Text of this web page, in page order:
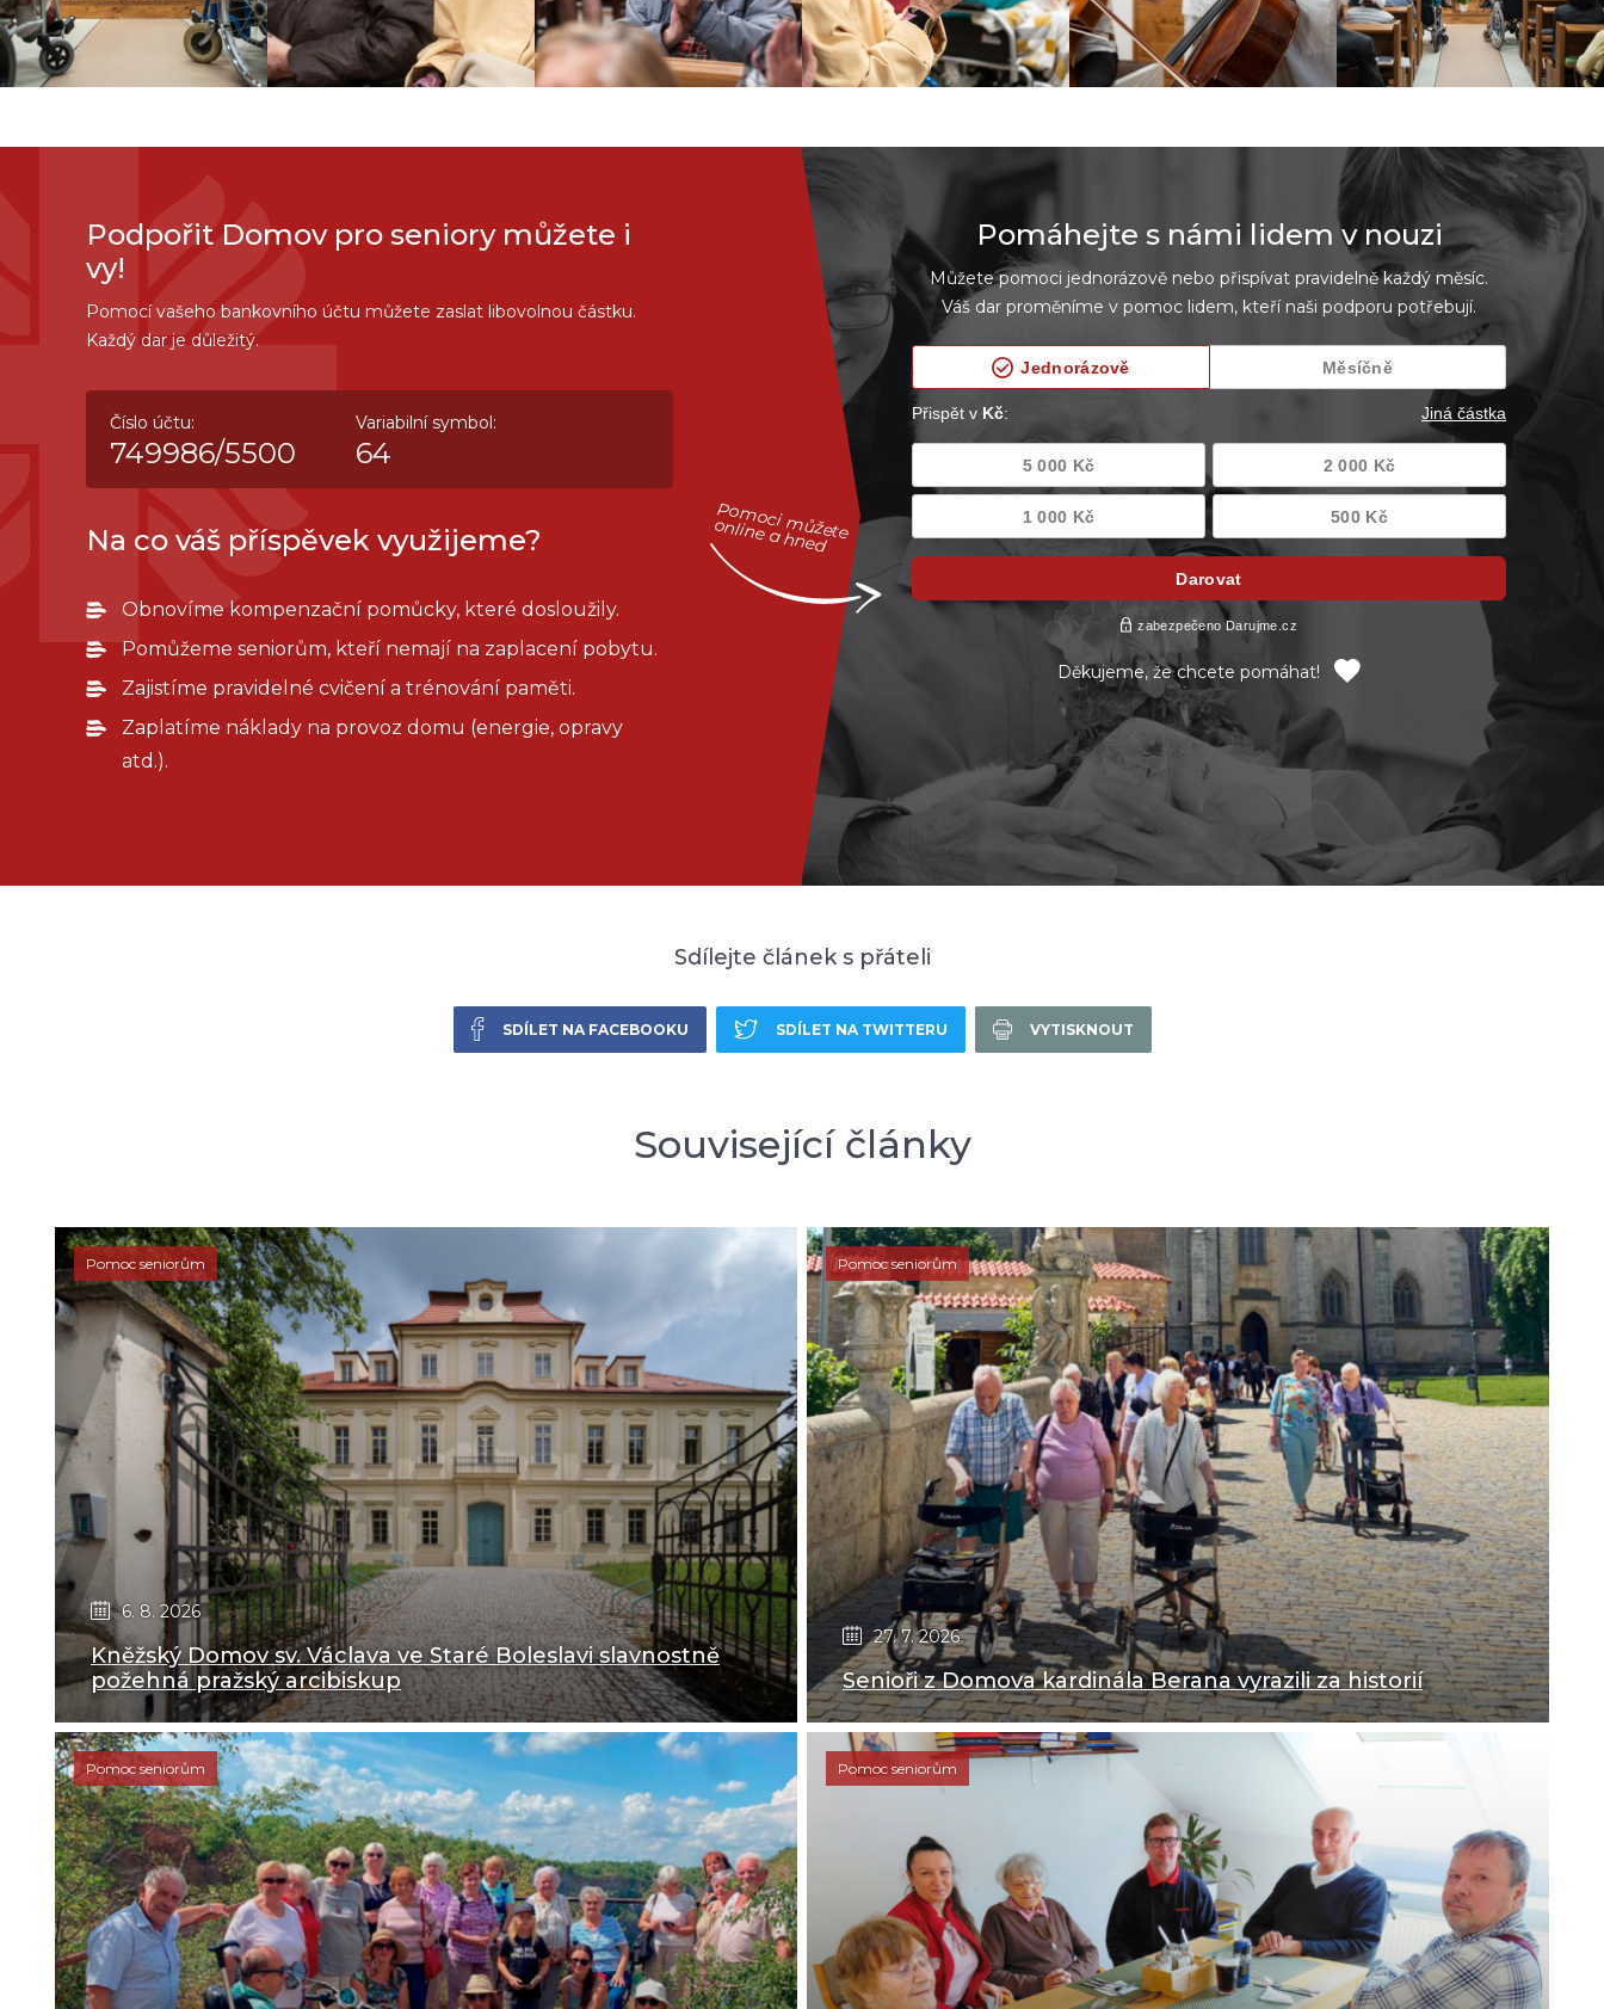
Podpořit Domov pro seniory můžete i
vy!
Pomocí vašeho bankovního účtu můžete zaslat libovolnou částku.
Každý dar je důležitý.
Číslo účtu:
749986/5500
Variabilní symbol:
64
Na co váš příspěvek využijeme?
Obnovíme kompenzační pomůcky, které dosloužily.
Pomůžeme seniorům, kteří nemají na zaplacení pobytu.
Zajistíme pravidelné cvičení a trénování paměti.
Zaplatíme náklady na provoz domu (energie, opravy
atd.).
Pomáhejte s námi lidem v nouzi
Můžete pomoci jednorázově nebo přispívat pravidelně každý měsíc.
Váš dar proměníme v pomoc lidem, kteří naši podporu potřebují.
Děkujeme, že chcete pomáhat!
Pomoci můžete
online a hned
Sdílejte článek s přáteli
SDÍLET NA FACEBOOKU SDÍLET NA TWITTERU VYTISKNOUT
Související články
Pomoc seniorům
6. 8. 2026
Kněžský Domov sv. Václava ve Staré Boleslavi slavnostně
požehná pražský arcibiskup
Pomoc seniorům
27. 7. 2026
Senioři z Domova kardinála Berana vyrazili za historií
Pomoc seniorům Pomoc seniorům